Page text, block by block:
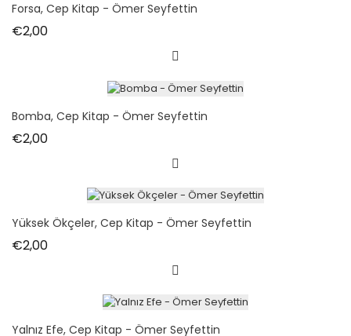
Forsa, Cep Kitap - Ömer Seyfettin
€2,00Fiyat
Bomba, Cep Kitap - Ömer Seyfettin
€2,00Fiyat
Yüksek Ökçeler, Cep Kitap - Ömer Seyfettin
€2,00Fiyat
Yalnız Efe, Cep Kitap - Ömer Seyfettin